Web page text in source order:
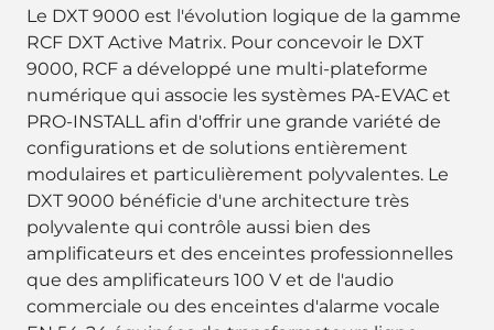
Le DXT 9000 est l'évolution logique de la gamme
RCF DXT Active Matrix. Pour concevoir le DXT
9000, RCF a développé une multi-plateforme
numérique qui associe les systèmes PA-EVAC et
PRO-INSTALL afin d'offrir une grande variété de
configurations et de solutions entièrement
modulaires et particulièrement polyvalentes. Le
DXT 9000 bénéficie d'une architecture très
polyvalente qui contrôle aussi bien des
amplificateurs et des enceintes professionnelles
que des amplificateurs 100 V et de l'audio
commerciale ou des enceintes d'alarme vocale